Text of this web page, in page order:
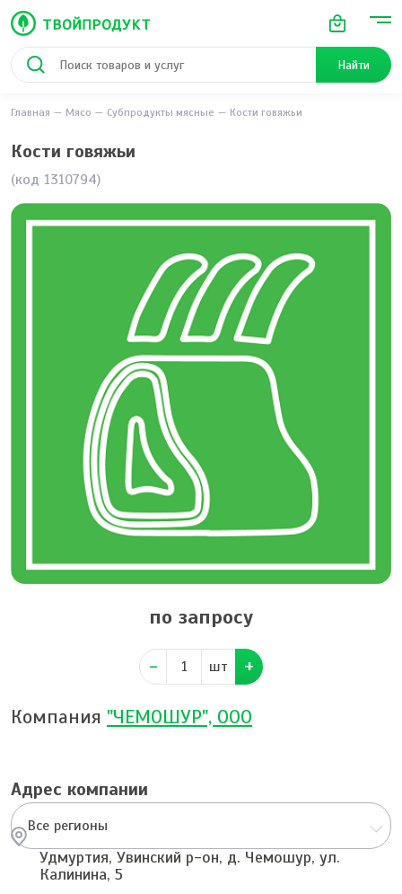
Найти
Главная Мясо Субпродукты мясные Кости говяжьи
Кости говяжьи
(код 1310794)
по запросу
шт
Компания "ЧЕМОШУР", ООО
Адрес компании
Все регионы
Удмуртия, Увинский р-он, д. Чемошур, ул.
Калинина, 5